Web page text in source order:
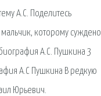
А.С. Поделитесь
которому суждено
А.С. Пушкина 3
А.С Пушкина В редкую
Юрьевич.